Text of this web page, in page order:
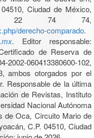
Ciudad de México,
22 74 74,
derecho-comparado.
. Editor responsable:
de Reserva de
2002-060413380600-102,
ambos otorgados por el
Responsable de la última
de Revistas, Instituto
Nacional Autónoma
de Oca, Circuito Mario de
C.P. 04510, Ciudad